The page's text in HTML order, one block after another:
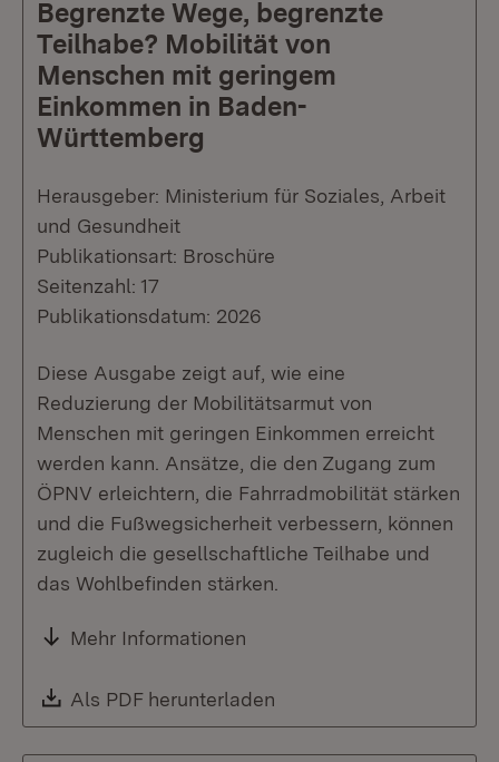
Begrenzte Wege, begrenzte
Teilhabe? Mobilität von
Menschen mit geringem
Einkommen in Baden-
Württemberg
Herausgeber: Ministerium für Soziales, Arbeit
und Gesundheit
Publikationsart: Broschüre
Seitenzahl: 17
Publikationsdatum: 2026
Diese Ausgabe zeigt auf, wie eine
Reduzierung der Mobilitätsarmut von
Menschen mit geringen Einkommen erreicht
werden kann. Ansätze, die den Zugang zum
ÖPNV erleichtern, die Fahrradmobilität stärken
und die Fußwegsicherheit verbessern, können
zugleich die gesellschaftliche Teilhabe und
das Wohlbefinden stärken.
Mehr Informationen
Download:
Als PDF herunterladen